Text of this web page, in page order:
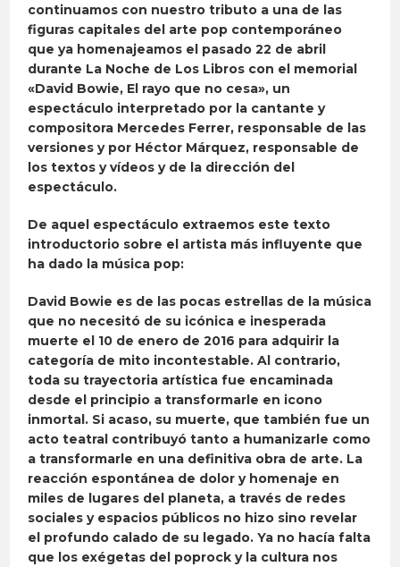
continuamos con nuestro tributo a una de las
figuras capitales del arte pop contemporáneo
que ya homenajeamos el pasado 22 de abril
durante La Noche de Los Libros con el memorial
«David Bowie, El rayo que no cesa», un
espectáculo interpretado por la cantante y
compositora Mercedes Ferrer, responsable de las
versiones y por Héctor Márquez, responsable de
los textos y vídeos y de la dirección del
espectáculo.
De aquel espectáculo extraemos este texto
introductorio sobre el artista más influyente que
ha dado la música pop:
David Bowie es de las pocas estrellas de la música
que no necesitó de su icónica e inesperada
muerte el 10 de enero de 2016 para adquirir la
categoría de mito incontestable. Al contrario,
toda su trayectoria artística fue encaminada
desde el principio a transformarle en icono
inmortal. Si acaso, su muerte, que también fue un
acto teatral contribuyó tanto a humanizarle como
a transformarle en una definitiva obra de arte. La
reacción espontánea de dolor y homenaje en
miles de lugares del planeta, a través de redes
sociales y espacios públicos no hizo sino revelar
el profundo calado de su legado. Ya no hacía falta
que los exégetas del poprock y la cultura nos